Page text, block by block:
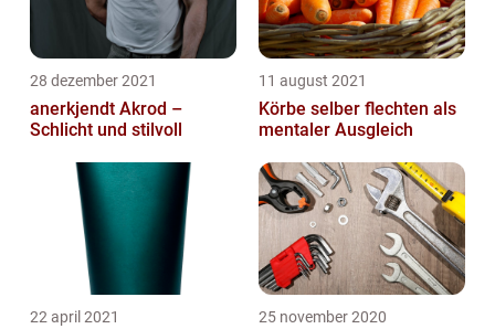
28 dezember 2021
anerkjendt Akrod –
Schlicht und stilvoll
11 august 2021
Körbe selber flechten als
mentaler Ausgleich
22 april 2021 25 november 2020